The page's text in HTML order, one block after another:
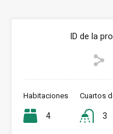
ID de la
Habitaciones
4
Cuartos
3